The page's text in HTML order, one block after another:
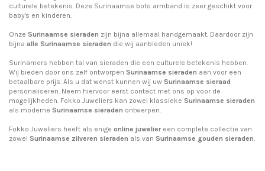
culturele betekenis. Deze Surinaamse boto armband is zeer geschikt voor
baby's en kinderen.
Onze Surinaamse sieraden zijn bijna allemaal handgemaakt. Daardoor zijn
bijna alle Surinaamse sieraden die wij aanbieden uniek!
Surinamers hebben tal van sieraden die een culturele betekenis hebben.
Wij bieden door ons zelf ontworpen Surinaamse sieraden aan voor een
betaalbare prijs. Als u dat wenst kunnen wij uw Surinaamse sieraad
personaliseren. Neem hiervoor eerst contact met ons op voor de
mogelijkheden. Fokko Juweliers kan zowel klassieke Surinaamse sieraden
als moderne Surinaamse sieraden ontwerpen.
Fokko Juweliers heeft als enige online juweliereen complete collectie van
zowel Surinaamse zilveren sieraden als van Surinaamse gouden sieraden.